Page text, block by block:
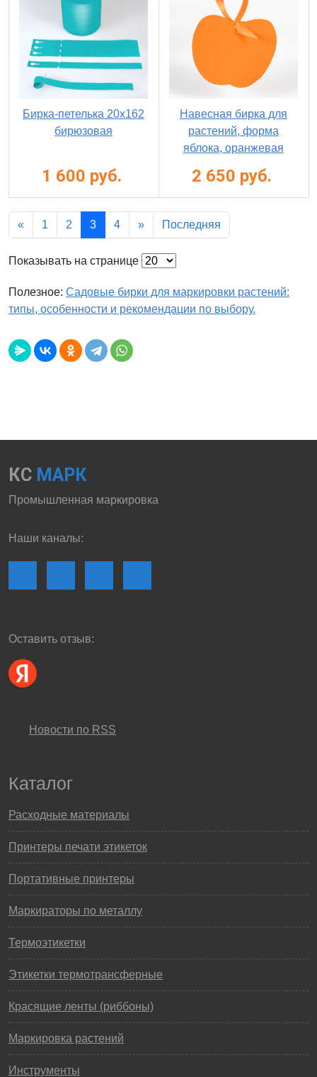
Бирка-петелька 20х162
бирюзовая
1 600 руб.
Навесная бирка для
растений, форма
яблока, оранжевая
2 650 руб.
« 1 2 3 4 » Последняя
Показывать на странице
Полезное: Садовые бирки для маркировки растений:
типы, особенности и рекомендации по выбору.
КС МАРК
Промышленная маркировка
Наши каналы:
Оставить отзыв:
Новости по RSS
Каталог
Расходные материалы
Принтеры печати этикеток
Портативные принтеры
Маркираторы по металлу
Термоэтикетки
Этикетки термотрансферные
Красящие ленты (риббоны)
Маркировка растений
Инструменты